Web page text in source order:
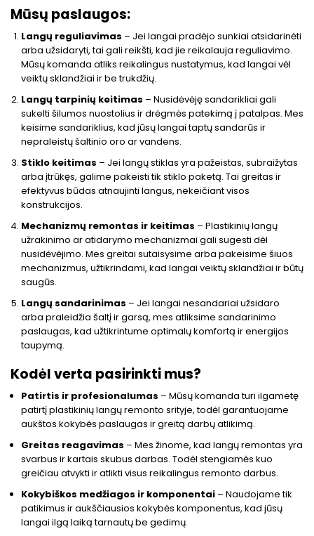
Mūsų paslaugos:
Langų reguliavimas – Jei langai pradėjo sunkiai atsidarinėti
arba užsidaryti, tai gali reikšti, kad jie reikalauja reguliavimo.
Mūsų komanda atliks reikalingus nustatymus, kad langai vėl
veiktų sklandžiai ir be trukdžių.
Langų tarpinių keitimas – Nusidėvėję sandarikliai gali
sukelti šilumos nuostolius ir drėgmės patekimą į patalpas. Mes
keisime sandariklius, kad jūsų langai taptų sandarūs ir
nepraleistų šaltinio oro ar vandens.
Stiklo keitimas – Jei langų stiklas yra pažeistas, subraižytas
arba įtrūkęs, galime pakeisti tik stiklo paketą. Tai greitas ir
efektyvus būdas atnaujinti langus, nekeičiant visos
konstrukcijos.
Mechanizmų remontas ir keitimas – Plastikinių langų
užrakinimo ar atidarymo mechanizmai gali sugesti dėl
nusidėvėjimo. Mes greitai sutaisysime arba pakeisime šiuos
mechanizmus, užtikrindami, kad langai veiktų sklandžiai ir būtų
saugūs.
Langų sandarinimas – Jei langai nesandariai užsidaro
arba praleidžia šaltį ir garsą, mes atliksime sandarinimo
paslaugas, kad užtikrintume optimalų komfortą ir energijos
taupymą.
Kodėl verta pasirinkti mus?
Patirtis ir profesionalumas – Mūsų komanda turi ilgametę
patirtį plastikinių langų remonto srityje, todėl garantuojame
aukštos kokybės paslaugas ir greitą darbų atlikimą.
Greitas reagavimas – Mes žinome, kad langų remontas yra
svarbus ir kartais skubus darbas. Todėl stengiamės kuo
greičiau atvykti ir atlikti visus reikalingus remonto darbus.
Kokybiškos medžiagos ir komponentai – Naudojame tik
patikimus ir aukščiausios kokybės komponentus, kad jūsų
langai ilgą laiką tarnautų be gedimų.